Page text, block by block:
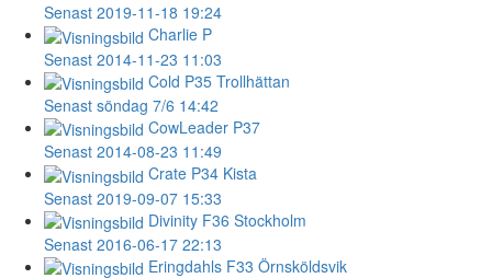
Senast 2019-11-18 19:24
Charlie P
Senast 2014-11-23 11:03
Cold P35 Trollhättan
Senast söndag 7/6 14:42
CowLeader P37
Senast 2014-08-23 11:49
Crate P34 Kista
Senast 2019-09-07 15:33
Divinity F36 Stockholm
Senast 2016-06-17 22:13
Eringdahls F33 Örnsköldsvik